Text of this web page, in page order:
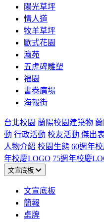
陽光草坪
情人道
牧羊草坪
歐式花園
瀛苑
五虎碑雕塑
福園
書卷廣場
海報街
台北校園 蘭陽校園建築物
動 行政活動 校友活動 傑出
人物介紹 校園生態 60週年
年校慶LOGO 75週年校慶
文宣底板
文宣底板
簡報
桌牌